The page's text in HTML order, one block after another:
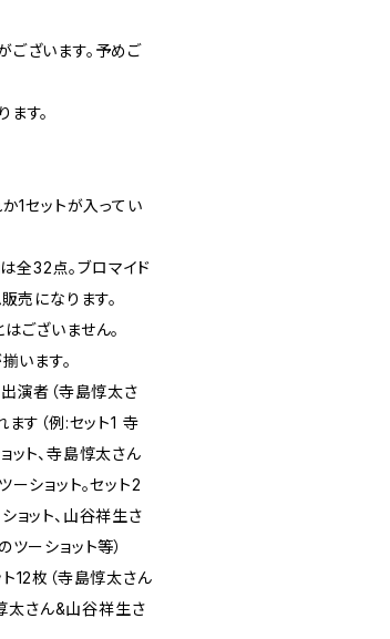
ざいます。予めご
す。
1セットが入ってい
全32点。ブロマイド
販売になります。
ございません。
います。
出演者（寺島惇太さ
す（例:セット1 寺
ット、寺島惇太さん
ショット。セット2
ョット、山谷祥生さ
ーショット等）
12枚（寺島惇太さん
太さん&山谷祥生さ